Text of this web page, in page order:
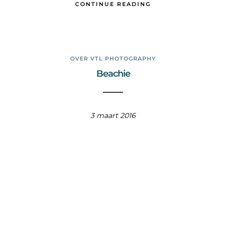
CONTINUE READING
OVER VTL PHOTOGRAPHY
Beachie
3 maart 2016